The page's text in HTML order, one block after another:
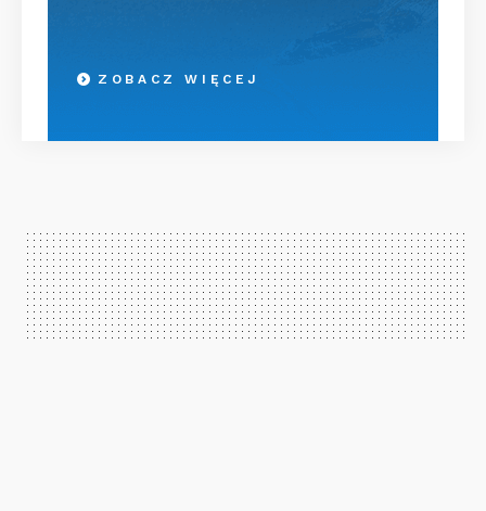
ZOBACZ WIĘCEJ